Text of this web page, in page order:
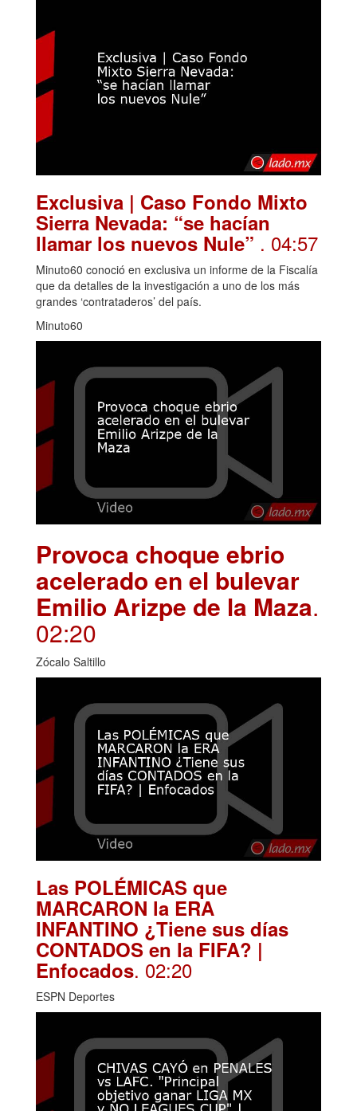
Exclusiva | Caso Fondo Mixto
Sierra Nevada: “se hacían
llamar los nuevos Nule” . 04:57
Minuto60 conoció en exclusiva un informe de la Fiscalía
que da detalles de la investigación a uno de los más
grandes ‘contrataderos’ del país.
Minuto60
Provoca choque ebrio
acelerado en el bulevar
Emilio Arizpe de la Maza.
02:20
Zócalo Saltillo
Las POLÉMICAS que
MARCARON la ERA
INFANTINO ¿Tiene sus días
CONTADOS en la FIFA? |
Enfocados. 02:20
ESPN Deportes